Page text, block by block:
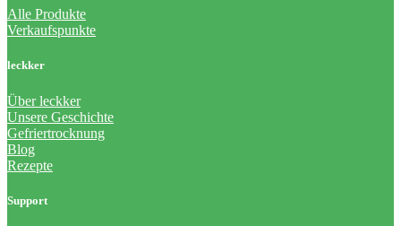
Alle Produkte
Verkaufspunkte
leckker
Über leckker
Unsere Geschichte
Gefriertrocknung
Blog
Rezepte
Support